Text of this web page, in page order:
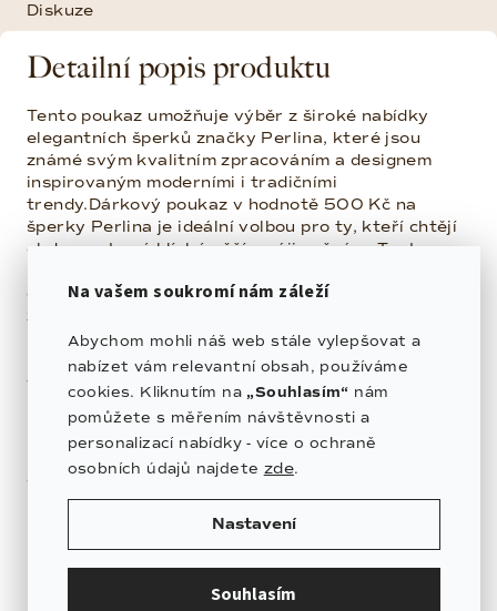
Na vašem soukromí nám záleží
Abychom mohli náš web stále vylepšovat a
nabízet vám relevantní obsah, používáme
cookies. Kliknutím na „Souhlasím“ nám
pomůžete s měřením návštěvnosti a
personalizací nabídky - více o ochraně
osobních údajů najdete zde.
Nastavení
Souhlasím
Diskuze
Detailní popis produktu
Tento poukaz umožňuje výběr z široké nabídky
elegantních šperků značky Perlina, které jsou
známé svým kvalitním zpracováním a designem
inspirovaným moderními i tradičními
trendy.Dárkový poukaz v hodnotě 500 Kč na
šperky Perlina je ideální volbou pro ty, kteří chtějí
obdarovat své blízké něčím výjimečným. Tento
elegantních šperků značky Perlina, které jsou
známé svým kvalitním zpracováním a designem
inspirovaným moderními i tradičními trendy.
Výhody poukazu:
• Platnost na celou kolekci šperků Perlina
• Flexibilní výběr podle osobních preferencí
obdarovaného
• Hodnota 500 Kč může být uplatněna při nákupu
online
• Elegantní a snadný způsob, jak darovat stylový a